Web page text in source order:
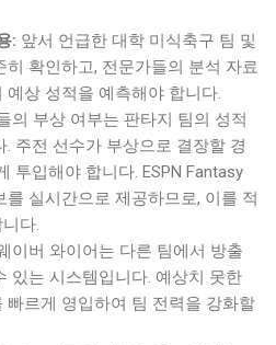
: 앞서 언급한 대학 미식축구 팀 및
히 확인하고, 전문가들의 분석 자료
예상 성적을 예측해야 합니다.
의 부상 여부는 판타지 팀의 성적
. 주전 선수가 부상으로 결장할 경
투입해야 합니다. ESPN Fantasy
를 실시간으로 제공하므로, 이를 적
다.
이버 와이어는 다른 팀에서 방출
있는 시스템입니다. 예상치 못한
빠르게 영입하여 팀 전력을 강화할